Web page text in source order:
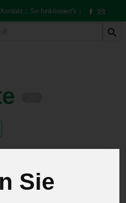
Sie
Kontakt | So funktioniert's |